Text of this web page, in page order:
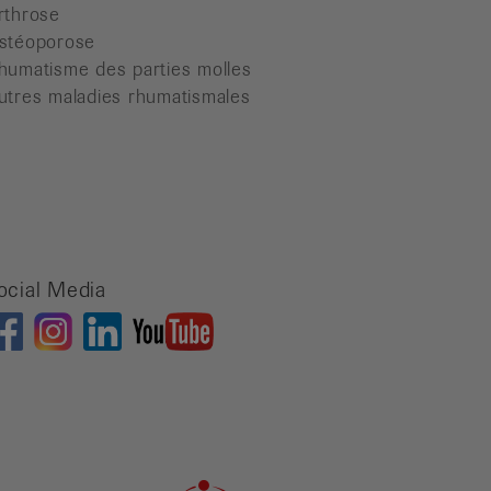
des parties molles
maladies rhumatismales
Media